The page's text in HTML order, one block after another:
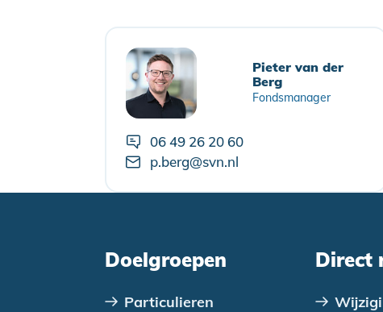
Pieter van der
Berg
Fondsmanager
06 49 26 20 60
p.berg@svn.nl
Doelgroepen
Particulieren
Direct